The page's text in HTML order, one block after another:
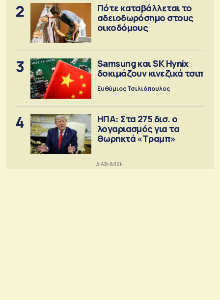
2
Πότε καταβάλλεται το
αδειοδωρόσημο στους
οικοδόμους
3
Samsung και SK Hynix
δοκιμάζουν κινεζικά τσιπ
Ευθύμιος Τσιλιόπουλος
4
ΗΠΑ: Στα 275 δισ. ο
λογαριασμός για τα
θωρηκτά «Τραμπ»